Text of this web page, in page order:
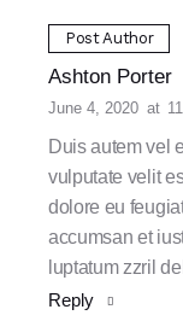
Post Author
Ashton Porter
June 4, 2020 at
Duis autem vel
vulputate velit
dolore eu
accumsan et
luptatum zzril
Reply